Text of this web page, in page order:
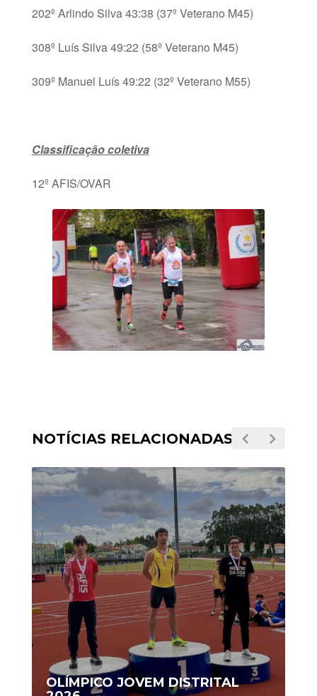
202º Arlindo Silva 43:38 (37º Veterano M45)
308º Luís Silva 49:22 (58º Veterano M45)
309º Manuel Luís 49:22 (32º Veterano M55)
Classificação coletiva
12º AFIS/OVAR
NOTÍCIAS RELACIONADAS
OLÍMPICO JOVEM DISTRITAL